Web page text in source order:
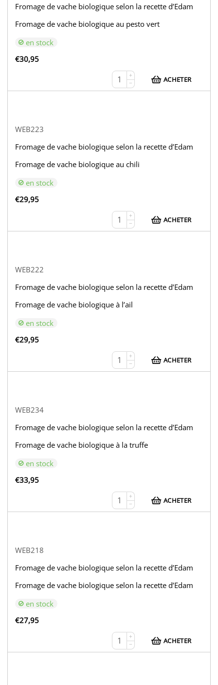
Fromage de vache biologique selon la recette d’Edam
Fromage de vache biologique au pesto vert
en stock
€30,95
+
−
ACHETER
WEB223
Fromage de vache biologique selon la recette d’Edam
Fromage de vache biologique au chili
en stock
€29,95
+
−
ACHETER
WEB222
Fromage de vache biologique selon la recette d’Edam
Fromage de vache biologique à l’ail
en stock
€29,95
+
−
ACHETER
WEB234
Fromage de vache biologique selon la recette d’Edam
Fromage de vache biologique à la truffe
en stock
€33,95
+
−
ACHETER
WEB218
Fromage de vache biologique selon la recette d’Edam
Fromage de vache biologique selon la recette d’Edam
en stock
€27,95
+
−
ACHETER